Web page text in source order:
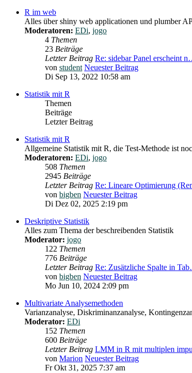
R im web
Alles über shiny web applicationen und plumber
Moderatoren: EDi, jogo
4 Themen
23 Beiträge
Letzter Beitrag Re: sidebar Panel erscheint
von student Neuester Beitrag
Di Sep 13, 2022 10:58 am
Statistik mit R
Themen
Beiträge
Letzter Beitrag
Statistik mit R
Allgemeine Statistik mit R, die Test-Methode ist
Moderatoren: EDi, jogo
508 Themen
2945 Beiträge
Letzter Beitrag Re: Lineare Optimierung
von bigben Neuester Beitrag
Di Dez 02, 2025 2:19 pm
Deskriptive Statistik
Alles zum Thema der beschreibenden Statistik
Moderator: jogo
122 Themen
776 Beiträge
Letzter Beitrag Re: Zusätzliche Spalte in
von bigben Neuester Beitrag
Mo Jun 10, 2024 2:09 pm
Multivariate Analysemethoden
Varianzanalyse, Diskriminanzanalyse,
Moderator: EDi
152 Themen
600 Beiträge
Letzter Beitrag LMM in R mit multiplen
von Marion Neuester Beitrag
Fr Okt 31, 2025 7:37 am